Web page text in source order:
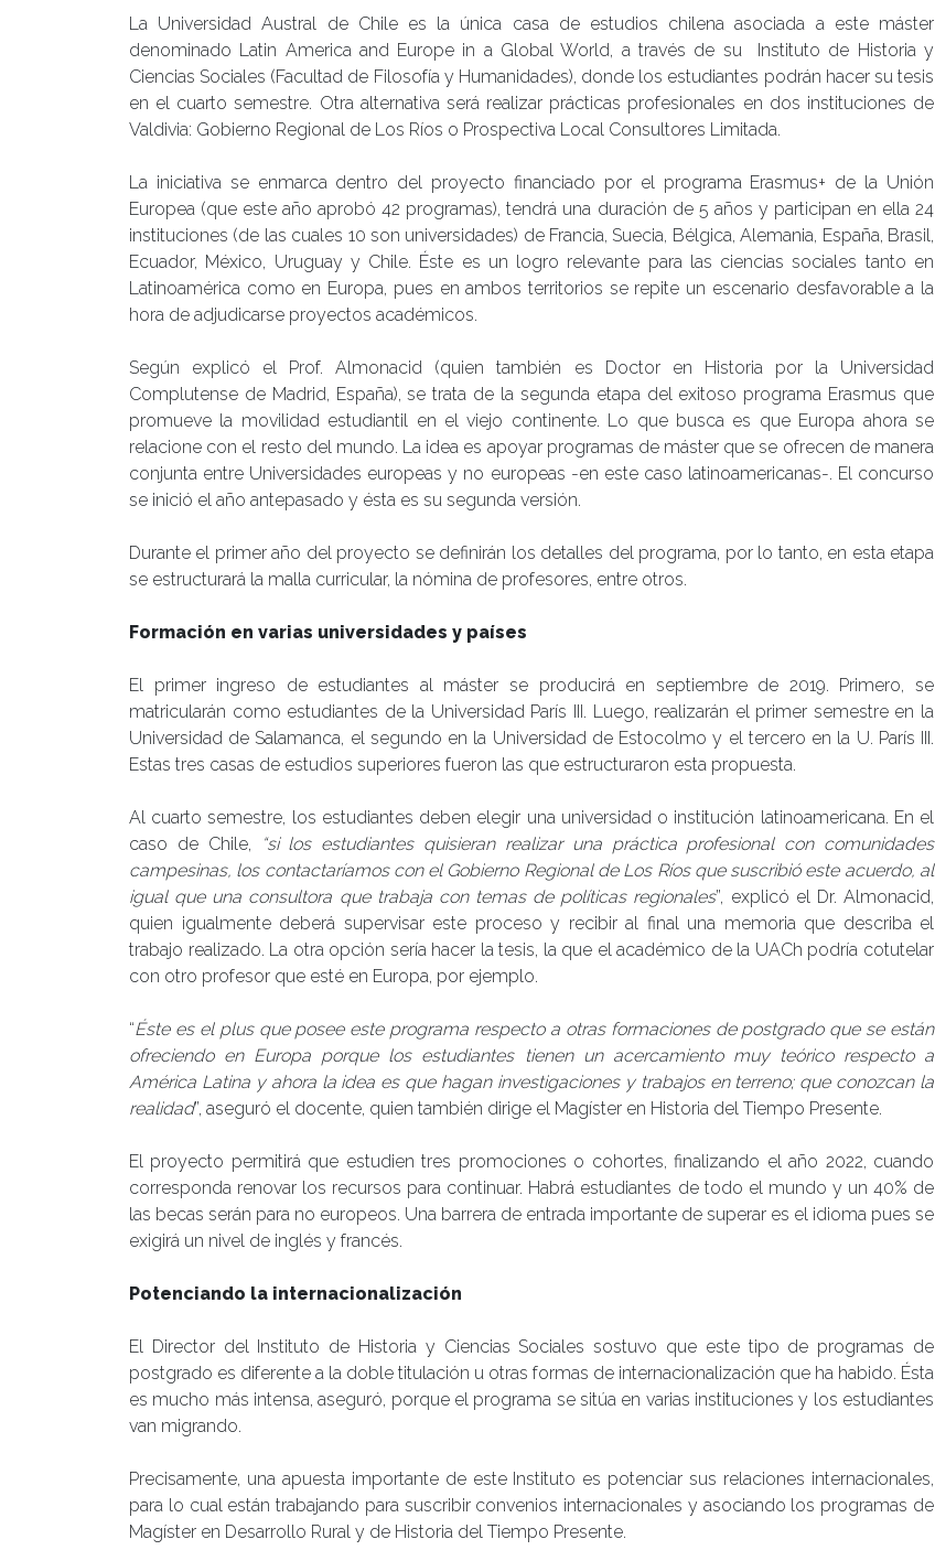
La Universidad Austral de Chile es la única casa de estudios chilena asociada a este máster
denominado Latin America and Europe in a Global World, a través de su Instituto de Historia y
Ciencias Sociales (Facultad de Filosofía y Humanidades), donde los estudiantes podrán hacer su tesis
en el cuarto semestre. Otra alternativa será realizar prácticas profesionales en dos instituciones de
Valdivia: Gobierno Regional de Los Ríos o Prospectiva Local Consultores Limitada.
La iniciativa se enmarca dentro del proyecto financiado por el programa Erasmus+ de la Unión
Europea (que este año aprobó 42 programas), tendrá una duración de 5 años y participan en ella 24
instituciones (de las cuales 10 son universidades) de Francia, Suecia, Bélgica, Alemania, España, Brasil,
Ecuador, México, Uruguay y Chile. Éste es un logro relevante para las ciencias sociales tanto en
Latinoamérica como en Europa, pues en ambos territorios se repite un escenario desfavorable a la
hora de adjudicarse proyectos académicos.
Según explicó el Prof. Almonacid (quien también es Doctor en Historia por la Universidad
Complutense de Madrid, España), se trata de la segunda etapa del exitoso programa Erasmus que
promueve la movilidad estudiantil en el viejo continente. Lo que busca es que Europa ahora se
relacione con el resto del mundo. La idea es apoyar programas de máster que se ofrecen de manera
conjunta entre Universidades europeas y no europeas -en este caso latinoamericanas-. El concurso
se inició el año antepasado y ésta es su segunda versión.
Durante el primer año del proyecto se definirán los detalles del programa, por lo tanto, en esta etapa
se estructurará la malla curricular, la nómina de profesores, entre otros.
Formación en varias universidades y países
El primer ingreso de estudiantes al máster se producirá en septiembre de 2019. Primero, se
matricularán como estudiantes de la Universidad París III. Luego, realizarán el primer semestre en la
Universidad de Salamanca, el segundo en la Universidad de Estocolmo y el tercero en la U. París III.
Estas tres casas de estudios superiores fueron las que estructuraron esta propuesta.
Al cuarto semestre, los estudiantes deben elegir una universidad o institución latinoamericana. En el
caso de Chile,
“si los estudiantes quisieran realizar una práctica profesional con comunidades
campesinas, los contactaríamos con el Gobierno Regional de Los Ríos que suscribió este acuerdo, al
igual que una consultora que trabaja con temas de políticas regionales”, explicó el Dr. Almonacid,
quien igualmente deberá supervisar este proceso y recibir al final una memoria que describa el
trabajo realizado. La otra opción sería hacer la tesis, la que el académico de la UACh podría cotutelar
con otro profesor que esté en Europa, por ejemplo.
“Éste es el plus que posee este programa respecto a otras formaciones de postgrado que se están
ofreciendo en Europa porque los estudiantes tienen un acercamiento muy teórico respecto a
América Latina y ahora la idea es que hagan investigaciones y trabajos en terreno; que conozcan la
realidad”, aseguró el docente, quien también dirige el Magíster en Historia del Tiempo Presente.
El proyecto permitirá que estudien tres promociones o cohortes, finalizando el año 2022, cuando
corresponda renovar los recursos para continuar. Habrá estudiantes de todo el mundo y un 40% de
las becas serán para no europeos. Una barrera de entrada importante de superar es el idioma pues se
exigirá un nivel de inglés y francés.
Potenciando la internacionalización
El Director del Instituto de Historia y Ciencias Sociales sostuvo que este tipo de programas de
postgrado es diferente a la doble titulación u otras formas de internacionalización que ha habido. Ésta
es mucho más intensa, aseguró, porque el programa se sitúa en varias instituciones y los estudiantes
van migrando.
Precisamente, una apuesta importante de este Instituto es potenciar sus relaciones internacionales,
para lo cual están trabajando para suscribir convenios internacionales y asociando los programas de
Magíster en Desarrollo Rural y de Historia del Tiempo Presente.